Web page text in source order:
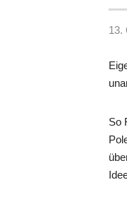
13.
So